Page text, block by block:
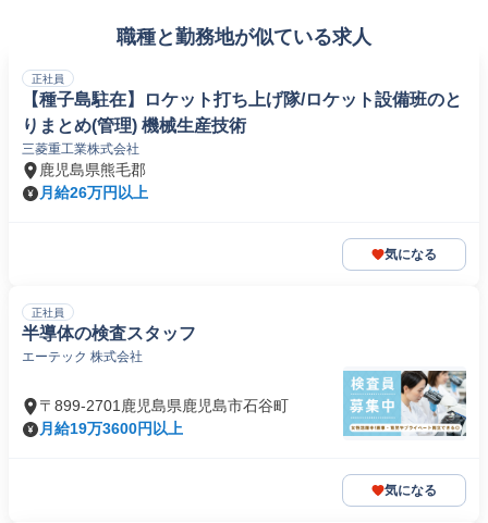
職種と勤務地が似ている求人
正社員
【種子島駐在】ロケット打ち上げ隊/ロケット設備班のと
りまとめ(管理) 機械生産技術
三菱重工業株式会社
鹿児島県熊毛郡
月給26万円以上
気になる
正社員
半導体の検査スタッフ
​エーテック 株式会社
〒899-2701鹿児島県鹿児島市石谷町
月給19万3600円以上
気になる